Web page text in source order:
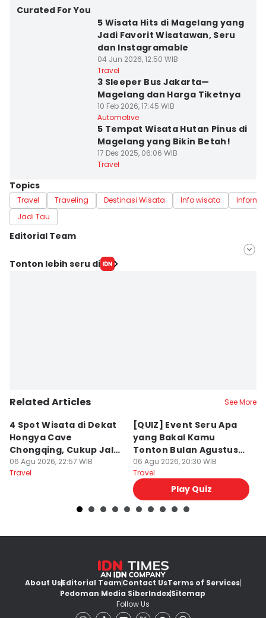
Curated For You
5 Wisata Hits di Magelang yang
Jadi Favorit Wisatawan, Seru
dan Instagramable
04 Jun 2026, 12:50 WIB
Travel
3 Sleeper Bus Jakarta—
Magelang dan Harga Tiketnya
10 Feb 2026, 17:45 WIB
Automotive
5 Tempat Wisata Hutan Pinus di
Magelang yang Bikin Betah!
17 Des 2025, 06:06 WIB
Travel
Topics
Travel Traveling Destinasi Wisata Info wisata
Jadi Tau
Editorial Team
Editor
Tonton lebih seru di
Related Articles See More
4 Spot Wisata di Dekat
Hongya Cave
Chongqing, Cukup Jalan
Kaki!
06 Agu 2026, 22:57 WIB
Travel
[QUIZ] Event Seru Apa
yang Bakal Kamu
Tonton Bulan Agustus
2026 Ini?
06 Agu 2026, 20:30 WIB
Travel
Play Quiz
About UsEditorial TeamContact UsTerms of Services
Pedoman Media SiberIndexSitemap
Follow Us